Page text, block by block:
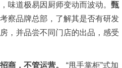
味道极易因厨师变动而波动。 甄
察品牌总部，了解其是否有研发
，并品尝不同门店的出品，感受
商，不管运营。
“甩手掌柜”式加